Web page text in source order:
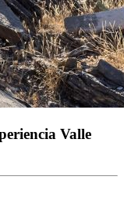
Valle